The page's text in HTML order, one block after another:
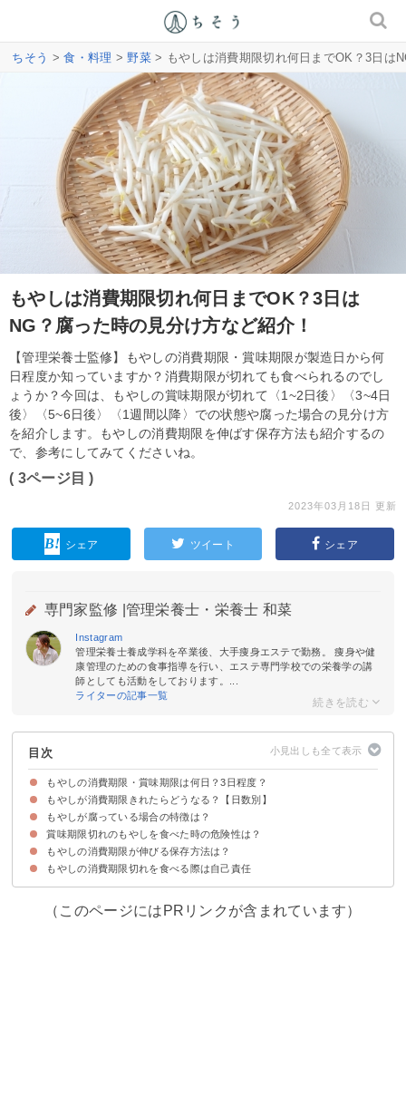
ちそう >食・料理 >野菜> もやしは消費期限切れ何日までOK？3日は
もやしは消費期限切れ何日までOK？3日は
NG？腐った時の見分け方など紹介！
【管理栄養士監修】もやしの消費期限・賞味期限が製造日から何
日程度か知っていますか？消費期限が切れても食べられるのでし
ょうか？今回は、もやしの賞味期限が切れて〈1~2日後〉〈3~4日
後〉〈5~6日後〉〈1週間以降〉での状態や腐った場合の見分け方
を紹介します。もやしの消費期限を伸ばす保存方法も紹介するの
で、参考にしてみてくださいね。
( 3ページ目 )
2023年03月18日 更新
シェア ツイート シェア
専門家監修 | 管理栄養士・栄養士 和菜
Instagram
管理栄養士養成学科を卒業後、大手痩身エステで勤務。 痩身や健
康管理のための食事指導を行い、エステ専門学校での栄養学の講
師としても活動をしております。...
ライターの記事一覧
目次
もやしの消費期限・賞味期限は何日？3日程度？
賞味期限と消費期限について
消費期限の記載はない製品は多い
消費期限は保存状態によって変わる
もやしが消費期限きれたらどうなる？【日数別】
消費期限切れ（1〜2日後）
消費期限切れ（3〜4日後）
消費期限切れ（5〜6日後）
消費期限切れ（1週間後〜）
もやしが腐っている場合の特徴は？
腐ったもやしの【見た目】の特徴
腐ったもやしの【匂い】の特徴
賞味期限切れのもやしを食べた時の危険性は？
体調を壊すことがある
もやしの消費期限が伸びる保存方法は？
冷凍保存がおすすめ
もやしの消費期限切れを食べる際は自己責任
（このページにはPRリンクが含まれています）